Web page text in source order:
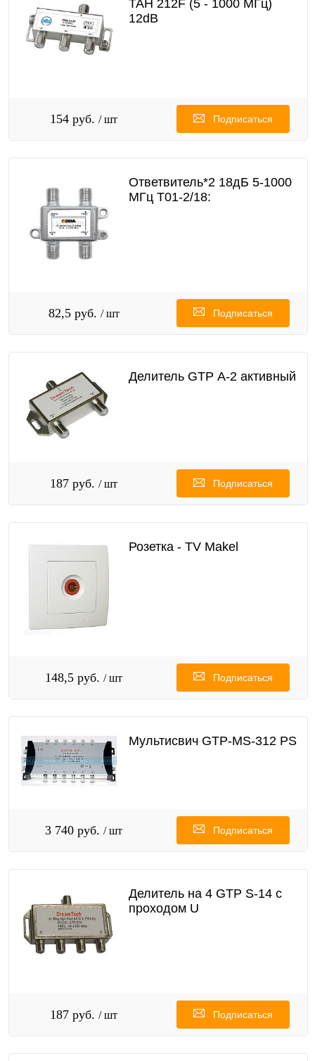
TAH 212F (5 - 1000 МГц)
12dB
154 руб. / шт Подписаться
Ответвитель*2 18дБ 5-1000
МГц T01-2/18:
82,5 руб. / шт Подписаться
Делитель GTP А-2 активный
187 руб. / шт Подписаться
Розетка - TV Makel
148,5 руб. / шт Подписаться
Мультисвич GTP-MS-312 PS
3 740 руб. / шт Подписаться
Делитель на 4 GTP S-14 с
проходом U
187 руб. / шт Подписаться